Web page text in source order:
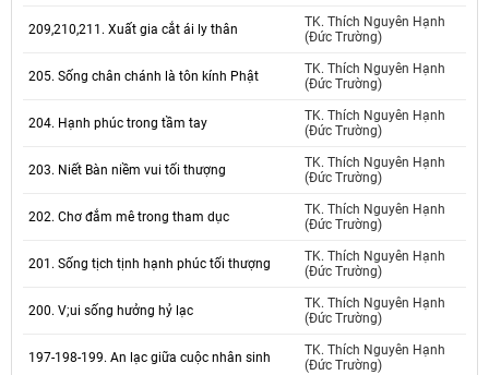
209,210,211. Xuất gia cắt ái ly thân
TK. Thích Nguyên Hạnh
(Đức Trường)
205. Sống chân chánh là tôn kính Phật
TK. Thích Nguyên Hạnh
(Đức Trường)
204. Hạnh phúc trong tầm tay
TK. Thích Nguyên Hạnh
(Đức Trường)
203. Niết Bàn niềm vui tối thượng
TK. Thích Nguyên Hạnh
(Đức Trường)
202. Chơ đắm mê trong tham dục
TK. Thích Nguyên Hạnh
(Đức Trường)
201. Sống tịch tịnh hạnh phúc tối thượng
TK. Thích Nguyên Hạnh
(Đức Trường)
200. V;ui sống hưởng hỷ lạc
TK. Thích Nguyên Hạnh
(Đức Trường)
197-198-199. An lạc giữa cuộc nhân sinh
TK. Thích Nguyên Hạnh
(Đức Trường)